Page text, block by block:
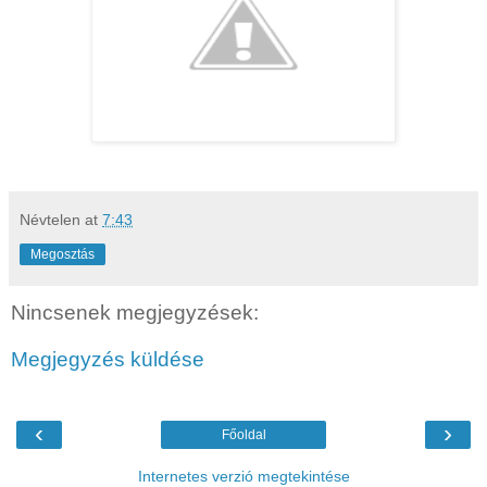
Névtelen at 7:43
Megosztás
Nincsenek megjegyzések:
Megjegyzés küldése
‹ ›
Főoldal
Internetes verzió megtekintése